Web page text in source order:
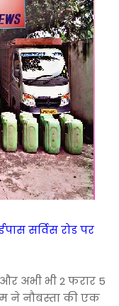
सर्विस रोड पर
अभी भी 2 फरार 5
ने नौबस्ता की एक